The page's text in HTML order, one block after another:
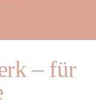
– für